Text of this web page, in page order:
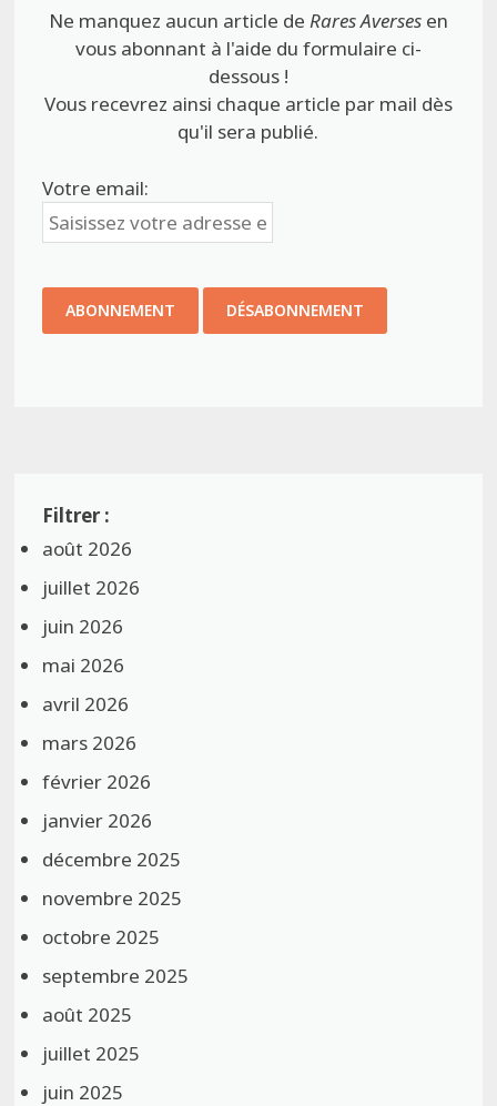
Ne manquez aucun article de Rares Aversesen
vous abonnant à l'aide du formulaire ci-
dessous !
Vous recevrez ainsi chaque article par mail dès
qu'il sera publié.
Votre email:
août 2026
juillet 2026
juin 2026
mai 2026
avril 2026
mars 2026
février 2026
janvier 2026
décembre 2025
novembre 2025
octobre 2025
septembre 2025
août 2025
juillet 2025
juin 2025